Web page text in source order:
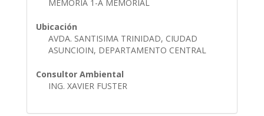
MEMORIA 1-A MEMORIAL
Ubicación
AVDA. SANTISIMA TRINIDAD, CIUDAD
ASUNCIOIN, DEPARTAMENTO CENTRAL
Consultor Ambiental
ING. XAVIER FUSTER